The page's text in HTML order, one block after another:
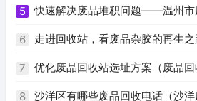
5 快速解决废品堆积问题——温州市
州废品回收电话号码）
6 走进回收站，看废品杂胶的再生之
7 优化废品回收站选址方案（废品回
8 沙洋区有哪些废品回收电话（沙洋